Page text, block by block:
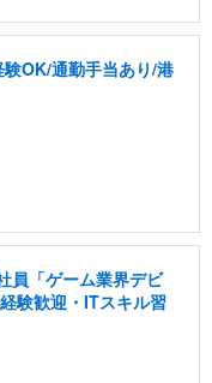
OK/通勤手当あり/港
員「ゲーム業界デビ
験歓迎・ITスキル習